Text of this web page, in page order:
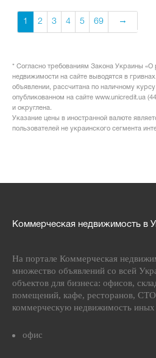
1 2 3 4 5 69
* Согласно требованиям Закона Украины «О
недвижимости на сайте выводятся в
объявлении, рассчитана по наличному
опубликованном на сайте www.unicredit.ua
и округлена.
Указание цены в иностранной валюте
пользователей не украинского сегмента
Коммерческая недвижимость в
На портале Коммерческая
множество объявлений со всей
объектов для бизнеса: офисов,
помещений, кафе, ресторанов,
коммерческую недвижимость
офис